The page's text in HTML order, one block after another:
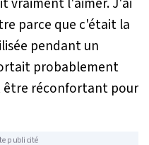
parce que c'était la
pendant un
probablement
être réconfortant pour
publicité